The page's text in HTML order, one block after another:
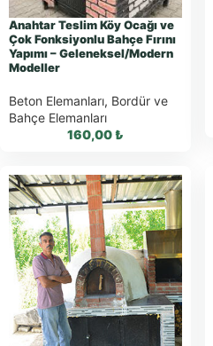
Anahtar Teslim Köy Ocağı ve
Çok Fonksiyonlu Bahçe Fırını
Yapımı – Geleneksel/Modern
Modeller
Beton Elemanları, Bordür ve
Bahçe Elemanları
160,00₺
WhatsApp ile
Sipariş
WhatsApp Teklif
Al